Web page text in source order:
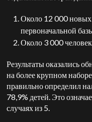
Около 12 000 новых
первоначальной
Около 3 000
Результаты оказались
на более крупном
правильно определил
78,9% детей. Это
случаях из 5.